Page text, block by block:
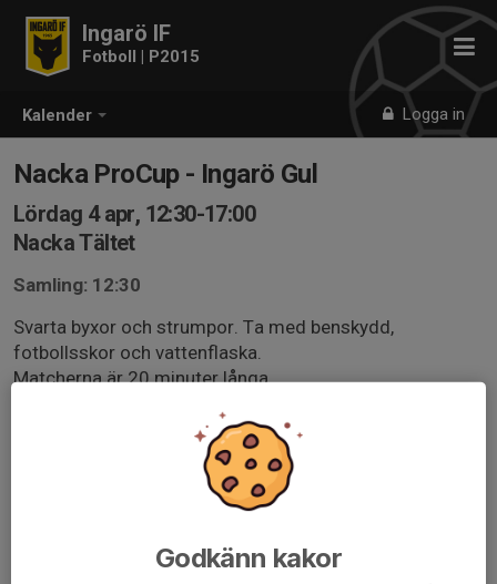
Kalender Logga in
Ingarö IF
Fotboll | P2015
Nacka ProCup - Ingarö Gul
Lördag 4 apr, 12:30-17:00
Nacka Tältet
Samling: 12:30
Svarta byxor och strumpor. Ta med benskydd,
fotbollsskor och vattenflaska.
Matcherna är 20 minuter långa.
Läs i schemat när matcherna är, schemat kan komma
Föräldrar ansvarar för barnen mellan matcherna.
docs.google.com/document/d/1m03CVYSoTG9UTA2z
IXWTLTyjrDmi-_5ADLy3CONwzXQ/edit?usp=sharing
Godkänn kakor